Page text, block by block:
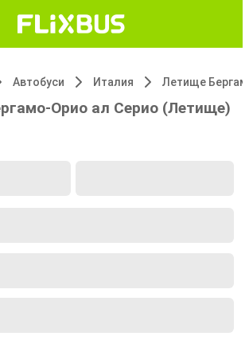
Автобуси Италия
Орио ал Серио (Летище)